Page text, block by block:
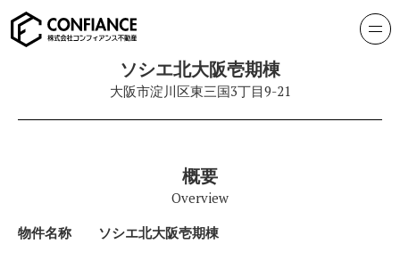
ソシエ北大阪壱期棟
大阪市淀川区東三国3丁目9-21
概要
Overview
物件名称 ソシエ北大阪壱期棟